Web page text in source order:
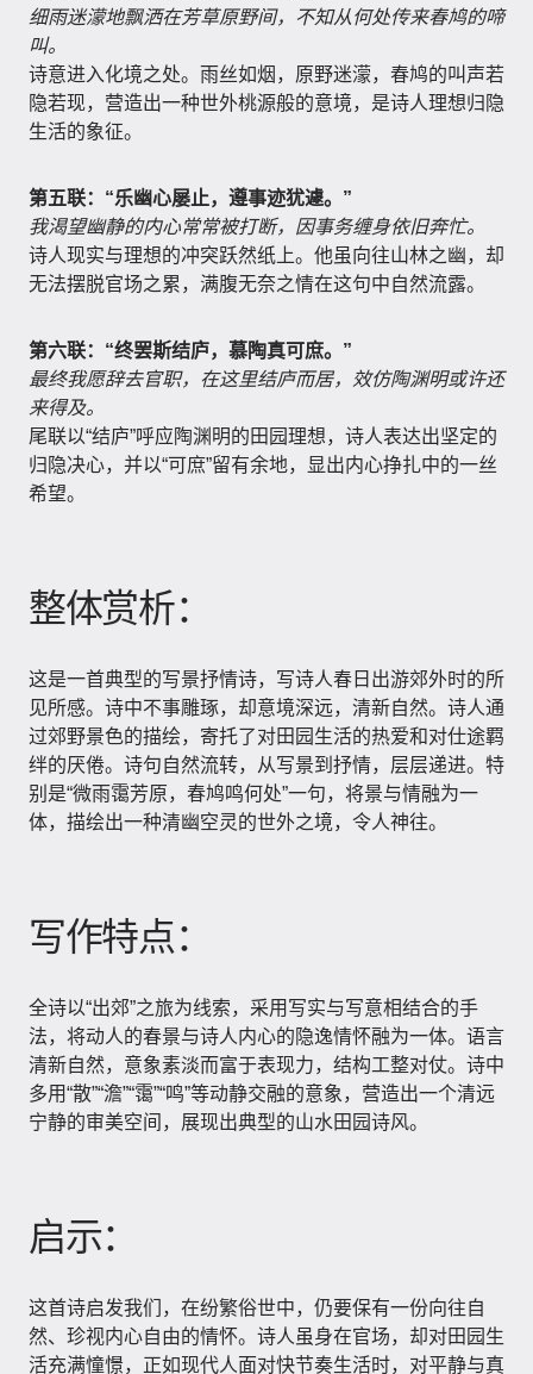
细雨迷濛地飘洒在芳草原野间，不知从何处传来春鸠的啼
叫。
诗意进入化境之处。雨丝如烟，原野迷濛，春鸠的叫声若
隐若现，营造出一种世外桃源般的意境，是诗人理想归隐
生活的象征。
第五联：“乐幽心屡止，遵事迹犹遽。”
我渴望幽静的内心常常被打断，因事务缠身依旧奔忙。
诗人现实与理想的冲突跃然纸上。他虽向往山林之幽，却
无法摆脱官场之累，满腹无奈之情在这句中自然流露。
第六联：“终罢斯结庐，慕陶真可庶。”
最终我愿辞去官职，在这里结庐而居，效仿陶渊明或许还
来得及。
尾联以“结庐”呼应陶渊明的田园理想，诗人表达出坚定的
归隐决心，并以“可庶”留有余地，显出内心挣扎中的一丝
希望。
整体赏析：
这是一首典型的写景抒情诗，写诗人春日出游郊外时的所
见所感。诗中不事雕琢，却意境深远，清新自然。诗人通
过郊野景色的描绘，寄托了对田园生活的热爱和对仕途羁
绊的厌倦。诗句自然流转，从写景到抒情，层层递进。特
别是“微雨霭芳原，春鸠鸣何处”一句，将景与情融为一
体，描绘出一种清幽空灵的世外之境，令人神往。
写作特点：
全诗以“出郊”之旅为线索，采用写实与写意相结合的手
法，将动人的春景与诗人内心的隐逸情怀融为一体。语言
清新自然，意象素淡而富于表现力，结构工整对仗。诗中
多用“散”“澹”“霭”“鸣”等动静交融的意象，营造出一个清远
宁静的审美空间，展现出典型的山水田园诗风。
启示：
这首诗启发我们，在纷繁俗世中，仍要保有一份向往自
然、珍视内心自由的情怀。诗人虽身在官场，却对田园生
活充满憧憬，正如现代人面对快节奏生活时，对平静与真